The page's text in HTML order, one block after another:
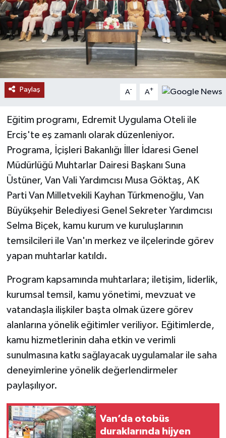
Paylaş A- A+
Eğitim programı, Edremit Uygulama Oteli ile
Erciş'te eş zamanlı olarak düzenleniyor.
Programa, İçişleri Bakanlığı İller İdaresi Genel
Müdürlüğü Muhtarlar Dairesi Başkanı Suna
Üstüner, Van Vali Yardımcısı Musa Göktaş, AK
Parti Van Milletvekili Kayhan Türkmenoğlu, Van
Büyükşehir Belediyesi Genel Sekreter Yardımcısı
Selma Biçek, kamu kurum ve kuruluşlarının
temsilcileri ile Van'ın merkez ve ilçelerinde görev
yapan muhtarlar katıldı.
Program kapsamında muhtarlara; iletişim, liderlik,
kurumsal temsil, kamu yönetimi, mevzuat ve
vatandaşla ilişkiler başta olmak üzere görev
alanlarına yönelik eğitimler veriliyor. Eğitimlerde,
kamu hizmetlerinin daha etkin ve verimli
sunulmasına katkı sağlayacak uygulamalar ile saha
deneyimlerine yönelik değerlendirmeler
paylaşılıyor.
Van’da otobüs
duraklarında hijyen